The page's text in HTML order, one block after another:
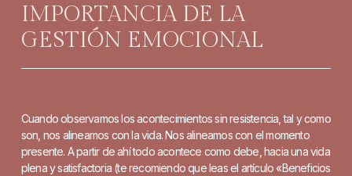
IMPORTANCIA DE LA
GESTIÓN EMOCIONAL
Cuando observamos los acontecimientos sin resistencia, tal y como
son, nos alineamos con la vida. Nos alineamos con el momento
presente. A partir de ahí todo acontece como debe, hacia una vida
plena y satisfactoria (te recomiendo que leas el artículo «Beneficios